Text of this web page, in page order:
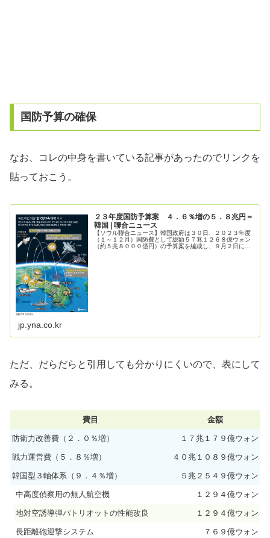
国防予算の確保
なお、コレの中身を書いている記事があったのでリンクを
貼っておこう。
２３年度国防予算案 ４．６％増の５．８兆円＝
韓国 | 聯合ニュース
【ソウル聯合ニュース】韓国政府は３０日、２０２３年度
（１～１２月）国防費として総額５７兆１２６８億ウォン
（約５兆８０００億円）の予算案を編成し、９月２日に国
jp.yna.co.kr
ただ、だらだらと引用しても分かりにくいので、表にして
みる。
費目 金額
防衛力改善費（２．０％増） １７兆１７９億ウォン
戦力運営費（５．８％増） ４０兆１０８９億ウォン
韓国型３軸体系（９．４％増） ５兆２５４９億ウォン
中高度偵察用の無人航空機 １２９４億ウォン
地対空誘導弾パトリオットの性能改良 １２９４億ウォン
長距離砲迎撃システム ７６９億ウォン